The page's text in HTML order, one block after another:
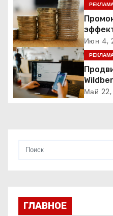
з
а
п
и
с
Июн 4,
Май
ГЛАВНОЕ